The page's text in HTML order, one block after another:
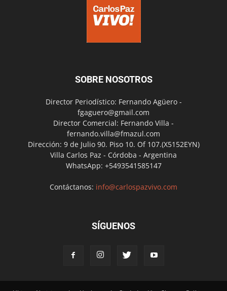
SOBRE NOSOTROS
Director Periodístico: Fernando Agüero -
fgaguero@gmail.com
Director Comercial: Fernando Villa -
fernando.villa@fmazul.com
Dirección: 9 de Julio 90. Piso 10. Of 107.(X5152EYN)
Villa Carlos Paz - Córdoba - Argentina
WhatsApp: +5493541585147
Contáctanos: info@carlospazvivo.com
SÍGUENOS